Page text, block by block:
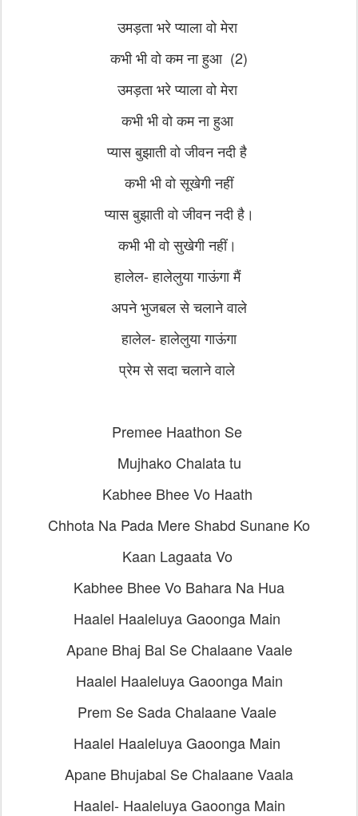
उमड़ता भरे प्याला वो मेरा
कभी भी वो कम ना हुआ (2)
उमड़ता भरे प्याला वो मेरा
कभी भी वो कम ना हुआ
प्यास बुझाती वो जीवन नदी है
कभी भी वो सूखेगी नहीं
प्यास बुझाती वो जीवन नदी है।
कभी भी वो सुखेगी नहीं।
हालेल- हालेलुया गाऊंगा मैं
अपने भुजबल से चलाने वाले
हालेल- हालेलुया गाऊंगा
प्रेम से सदा चलाने वाले
Premee Haathon Se
Mujhako Chalata tu
Kabhee Bhee Vo Haath
Chhota Na Pada Mere Shabd Sunane Ko
Kaan Lagaata Vo
Kabhee Bhee Vo Bahara Na Hua
Haalel Haaleluya Gaoonga Main
Apane Bhaj Bal Se Chalaane Vaale
Haalel Haaleluya Gaoonga Main
Prem Se Sada Chalaane Vaale
Haalel Haaleluya Gaoonga Main
Apane Bhujabal Se Chalaane Vaala
Haalel- Haaleluya Gaoonga Main